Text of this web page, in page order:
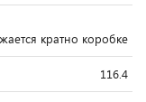
кратно коробке
116.4